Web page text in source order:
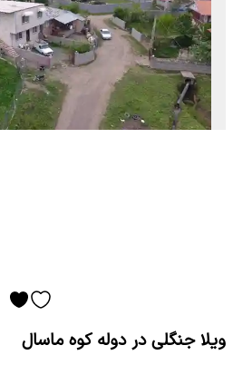
ویلا جنگلی در دوله کوه ماسال